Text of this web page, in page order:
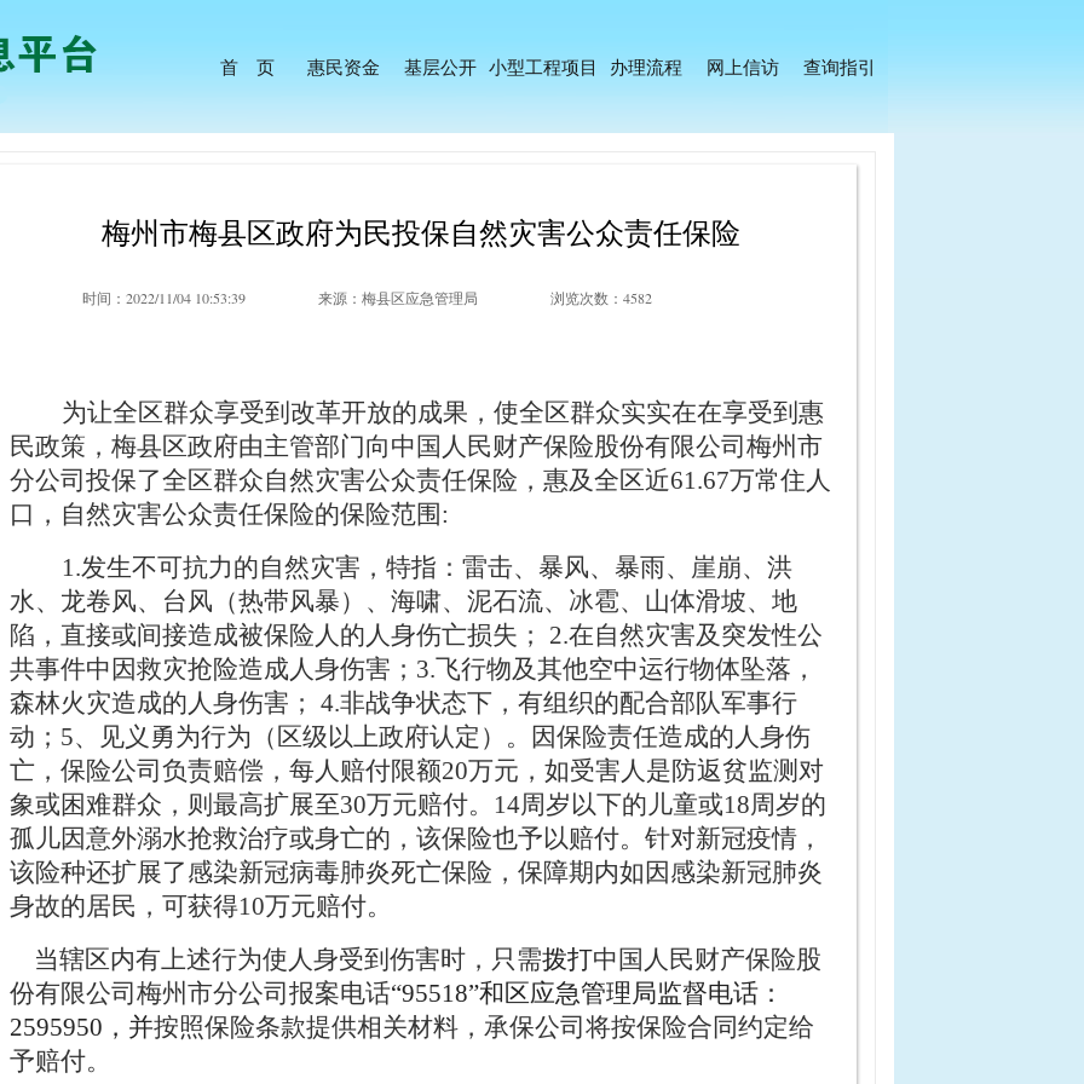
首 页 惠民资金 基层公开 小型工程项目 办理流程 网上信访 查询指引
梅州市梅县区政府为民投保自然灾害公众责任保险
时间：2022/11/04 10:53:39 来源：梅县区应急管理局 浏览次数：4582
为让全区群众享受到改革开放的成果，使全区群众实实在在享受到惠
民政策，梅县区政府由主管部门向中 国人民财产保险股份有限公司梅州市
分公司投保了全区群众自然灾害公众责任保险，惠及全区近61.67万常住人
口 ， 自然灾害公众责任保险的保险范围:
1.发生不可抗力的自然灾害，特指：雷击、暴风、暴雨、崖崩、洪
水、龙卷风、台风（热带风暴）、海啸、泥石流、冰雹、山体滑坡、地
陷，直接或间接造成被保险人的人身伤亡损失； 2.在自然灾害及突发性公
共事件中因救灾抢险造成人身伤害；3.飞行物及其他空中运行物体坠落，
森林火灾造成的人身伤害； 4.非战争状态下，有组织的配合部队军事行
动；5、见义勇为行为（区级以上政府认定）。因保险责任造成的人身伤
亡，保险公司负责赔偿，每人赔付限额20万元，如受害人是防返贫监测对
象或困难群众，则最高扩展至30万元赔付。14周岁以下的儿童或18周岁的
孤儿因意外溺水抢救治疗或身亡的，该保险也予以赔付。针对新冠疫情，
该险种还扩展了感染新冠病毒肺炎死亡保险，保障期内如因感染新冠肺炎
身故的居民，可获得10万元赔付。
当辖区内有上述行为使人身受到伤害时，只需拨打中 国人民财产保险股
份有限公司梅州市分公司 报案电话“95518”和区应急管理局监督电话：
2595950，并按照保险条款提供相关材料，承保公司将按保险合同约定给
予赔付。